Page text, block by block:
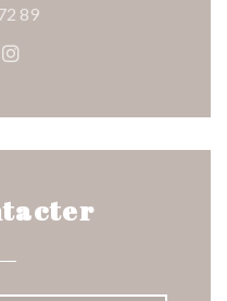
89
((ouvre une
Instagram ((ouvre une